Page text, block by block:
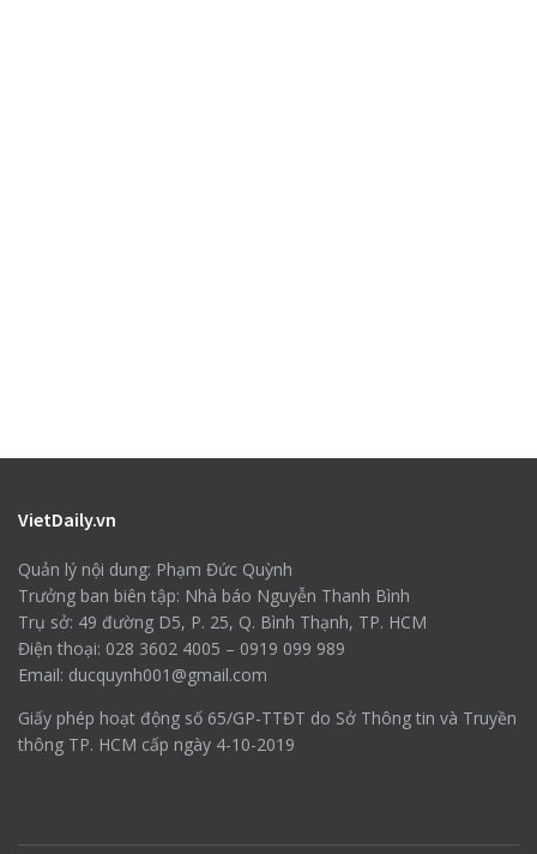
VietDaily.vn
Quản lý nội dung: Phạm Đức Quỳnh
Trưởng ban biên tập: Nhà báo Nguyễn Thanh Bình
Trụ sở: 49 đường D5, P. 25, Q. Bình Thạnh, TP. HCM
Điện thoại: 028 3602 4005 – 0919 099 989
Email: ducquynh001@gmail.com
Giấy phép hoạt động số 65/GP-TTĐT do Sở Thông tin và Truyền
thông TP. HCM cấp ngày 4-10-2019